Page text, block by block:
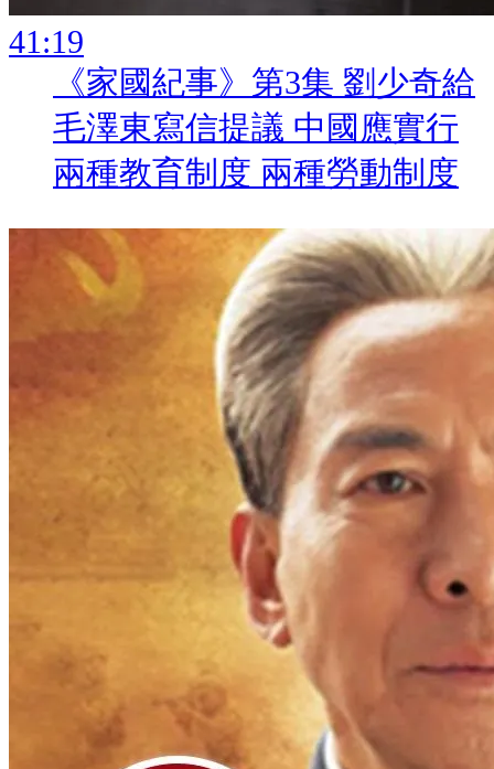
:
《家國紀事》第3集 劉少奇給
毛澤東寫信提議 中國應實行
兩種教育制度 兩種勞動制度